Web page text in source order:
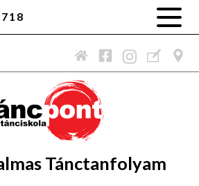
Tánctanfolyam